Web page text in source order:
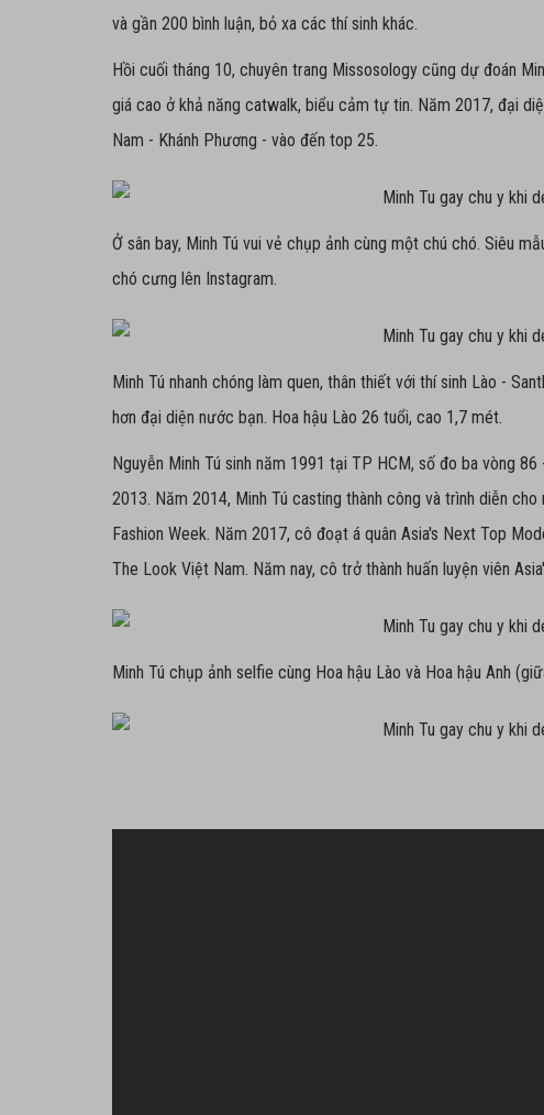
và gần 200 bình luận, bỏ xa các thí sinh khác.
Hồi cuối tháng 10, chuyên trang Missosology cũng dự đoán
giá cao ở khả năng catwalk, biểu cảm tự tin. Năm 2017, đại
Nam - Khánh Phương - vào đến top 25.
Ở sân bay, Minh Tú vui vẻ chụp ảnh cùng một chú chó. Siêu
chó cưng lên Instagram.
Minh Tú nhanh chóng làm quen, thân thiết với thí sinh Lào -
hơn đại diện nước bạn. Hoa hậu Lào 26 tuổi, cao 1,7 mét.
Nguyễn Minh Tú sinh năm 1991 tại TP HCM, số đo ba vòng
2013. Năm 2014, Minh Tú casting thành công và trình diễn
Fashion Week. Năm 2017, cô đoạt á quân Asia's Next Top
The Look Việt Nam. Năm nay, cô trở thành huấn luyện viên
Minh Tú chụp ảnh selfie cùng Hoa hậu Lào và Hoa hậu Anh